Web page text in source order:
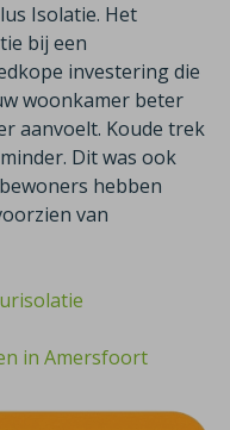
Isolatie. Het
bij een
investering die
woonkamer beter
aanvoelt. Koude trek
Dit was ook
hebben
van
in Amersfoort